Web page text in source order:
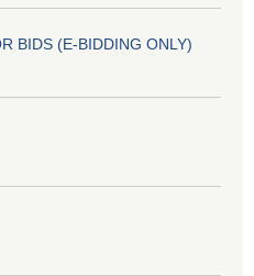
BIDS (E-BIDDING ONLY)